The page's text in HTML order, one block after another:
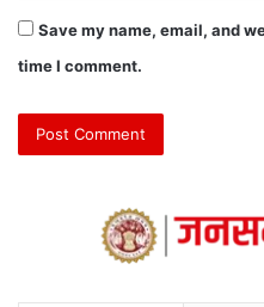
Save my name, email, and
time I comment.